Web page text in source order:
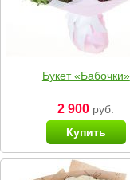
Букет «Бабочки»
2 900 руб.
Купить